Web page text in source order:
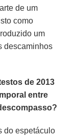
de um
como
um
descaminhos
de 2013
entre
do espetáculo